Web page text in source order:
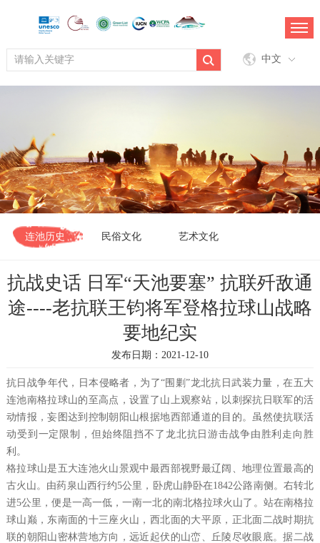
中文
连池历史 民俗文化 艺术文化
抗战史话 日军“天池要塞” 抗联歼敌通
途----老抗联王钧将军登格拉球山战略
要地纪实
发布日期：2021-12-10
抗日战争年代，日本侵略者，为了“围剿”龙北抗日武装力量，在五大
连池南格拉球山的至高点，设置了山上观察站，以刺探抗日联军的活
动情报，妄图达到控制朝阳山根据地西部通道的目的。虽然使抗联活
动受到一定限制，但始终阻挡不了龙北抗日游击战争由胜利走向胜
利。
格拉球山是五大连池火山景观中最西部视野最辽阔、地理位置最高的
古火山。由药泉山西行约5公里，卧虎山静卧在1842公路南侧。右转北
进5公里，便是一高一低，一南一北的南北格拉球火山了。站在南格拉
球山巅，东南面的十三座火山，西北面的大平原，正北面二战时期抗
联的朝阳山密林营地方向，远近起伏的山峦、丘陵尽收眼底。据二战